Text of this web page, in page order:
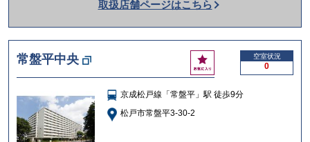
か
け
る
取扱店舗ページはこちら
常盤平中央
お
気
入
り
空室状況
0
京成松戸線「常盤平」駅 徒歩9分
松戸市常盤平3-30-2